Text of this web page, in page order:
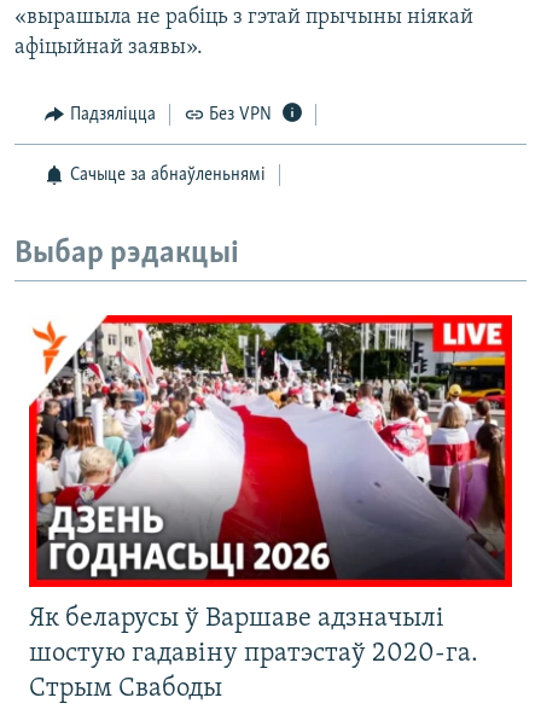
«вырашыла не рабіць з гэтай прычыны ніякай
афіцыйнай заявы».
Падзяліцца Без VPN
Сачыце за абнаўленьнямі
Выбар рэдакцыі
Як беларусы ў Варшаве адзначылі
шостую гадавіну пратэстаў 2020-га.
Стрым Свабоды